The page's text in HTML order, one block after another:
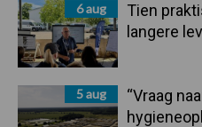
6 aug
Tien
langere
5 aug
“Vraag